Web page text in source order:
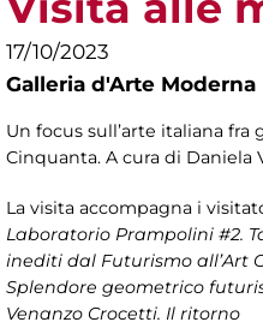
17/10/2023
Galleria d'Arte Moderna
Un focus sull’arte italiana
Cinquanta. A cura di Daniela
La visita accompagna i
Laboratorio Prampolini #2.
inediti dal Futurismo all’Art
Splendore geometrico
Venanzo Crocetti. Il ritorno